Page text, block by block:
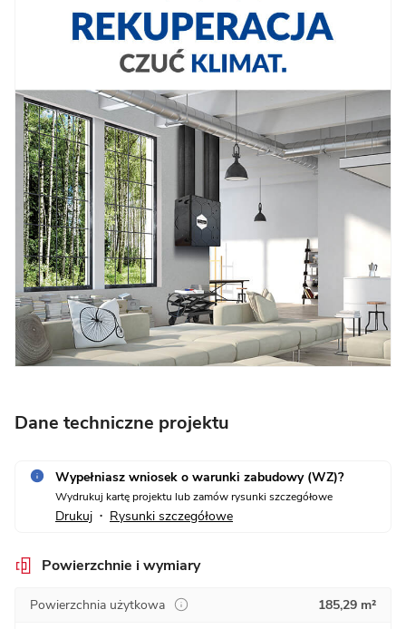
Dane techniczne projektu
Wypełniasz wniosek o warunki zabudowy (WZ)?
Wydrukuj kartę projektu lub zamów rysunki szczegółowe
Drukuj • Rysunki szczegółowe
Powierzchnie i wymiary
Powierzchnia użytkowa
185,29 m²